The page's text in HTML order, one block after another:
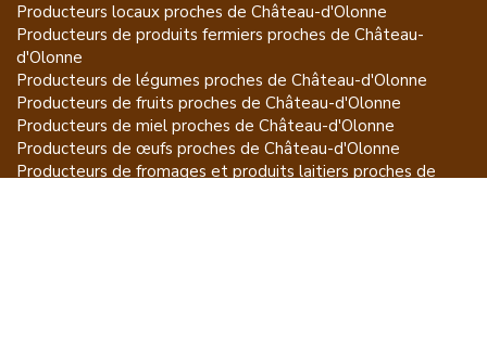
Producteurs locaux proches de Château-d'Olonne
Producteurs de produits fermiers proches de Château-
d'Olonne
Producteurs de légumes proches de Château-d'Olonne
Producteurs de fruits proches de Château-d'Olonne
Producteurs de miel proches de Château-d'Olonne
Producteurs de œufs proches de Château-d'Olonne
Producteurs de fromages et produits laitiers proches de